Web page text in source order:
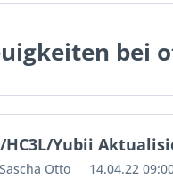
bei
HC3L/Yubii
Otto 14.04.22